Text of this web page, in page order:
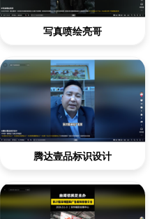
写真喷绘亮哥
腾达壹品标识设计